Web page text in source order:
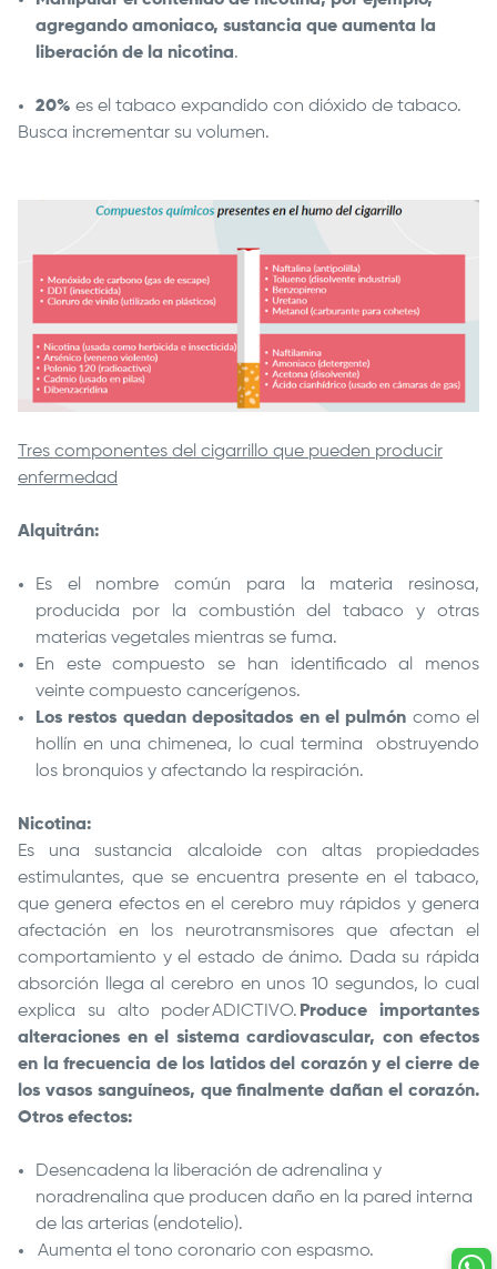
agregando amoniaco, sustancia que aumenta la
liberación de la nicotina.
20% es el tabaco expandido con dióxido de tabaco.
Busca incrementar su volumen.
Tres componentes del cigarrillo que pueden producir
enfermedad
Alquitrán:
Es el nombre común para la materia resinosa,
producida por la combustión del tabaco y otras
materias vegetales mientras se fuma.
En este compuesto se han identificado al menos
veinte compuesto cancerígenos.
Los restos quedan depositados en el pulmón como el
hollín en una chimenea, lo cual termina obstruyendo
los bronquios y afectando la respiración.
Nicotina:
Es una sustancia alcaloide con altas propiedades
estimulantes, que se encuentra presente en el tabaco,
que genera efectos en el cerebro muy rápidos y genera
afectación en los neurotransmisores que afectan el
comportamiento y el estado de ánimo. Dada su rápida
absorción llega al cerebro en unos 10 segundos, lo cual
explica su alto poder ADICTIVO. Produce importantes
alteraciones en el sistema cardiovascular, con efectos
en la frecuencia de los latidos del corazón y el cierre de
los vasos sanguíneos, que finalmente dañan el corazón.
Otros efectos:
Desencadena la liberación de adrenalina y
noradrenalina que producen daño en la pared interna
de las arterias (endotelio).
Aumenta el tono coronario con espasmo.